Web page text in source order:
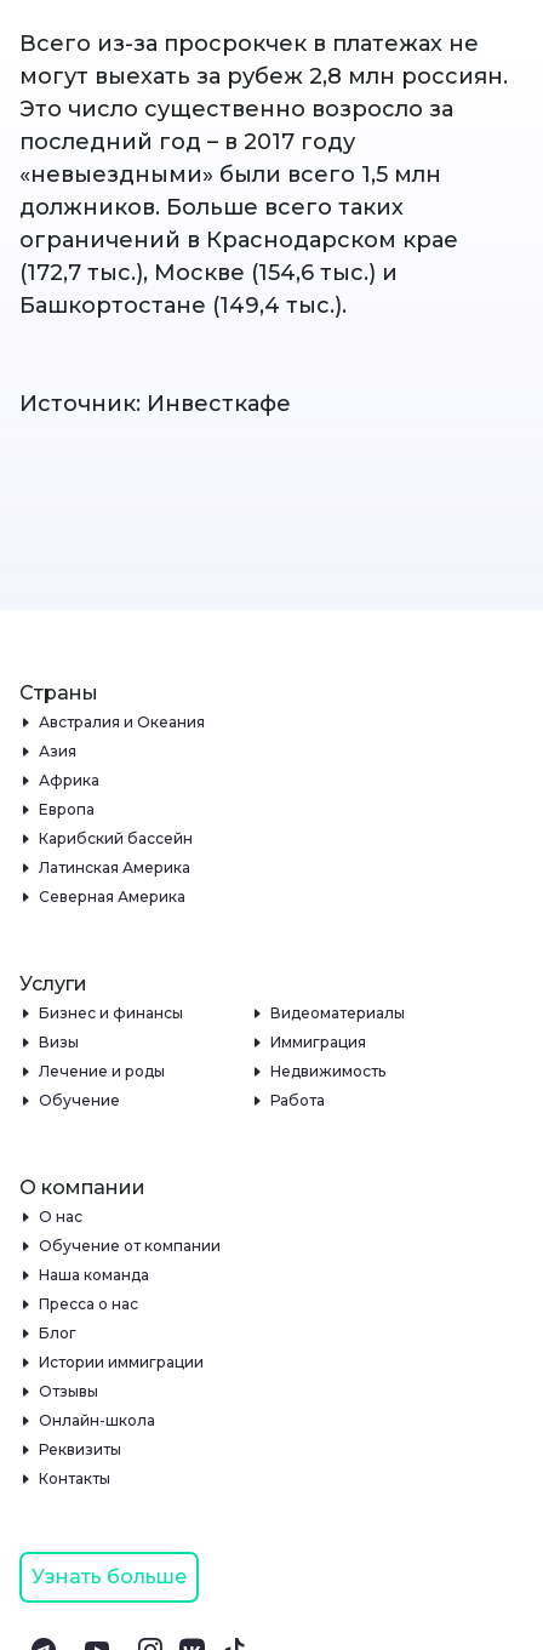
Всего из-за просрокчек в платежах не
могут выехать за рубеж 2,8 млн россиян.
Это число существенно возросло за
последний год – в 2017 году
«невыездными» были всего 1,5 млн
должников. Больше всего таких
ограничений в Краснодарском крае
(172,7 тыс.), Москве (154,6 тыс.) и
Башкортостане (149,4 тыс.).
Источник: Инвесткафе
Страны
Австралия и Океания
Азия
Африка
Европа
Карибский бассейн
Латинская Америка
Северная Америка
Услуги
Бизнес и финансы
Видеоматериалы
Визы
Иммиграция
Лечение и роды
Недвижимость
Обучение
Работа
О компании
О нас
Обучение от компании
Наша команда
Пресса о нас
Блог
Истории иммиграции
Отзывы
Онлайн-школа
Реквизиты
Контакты
Узнать больше